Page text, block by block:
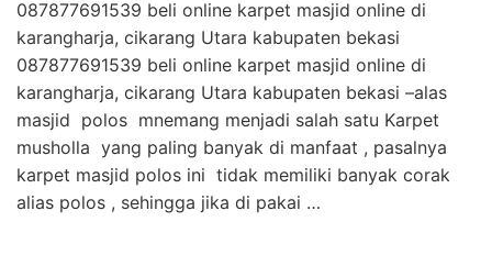
087877691539 beli online karpet masjid online di
karangharja, cikarang Utara kabupaten bekasi
087877691539 beli online karpet masjid online di
karangharja, cikarang Utara kabupaten bekasi –alas
masjid polos mnemang menjadi salah satu Karpet
musholla yang paling banyak di manfaat , pasalnya
karpet masjid polos ini tidak memiliki banyak corak
alias polos , sehingga jika di pakai …